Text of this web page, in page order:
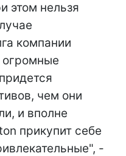
этом нельзя
компании
огромные
чем они
и вполне
прикупит себе
-